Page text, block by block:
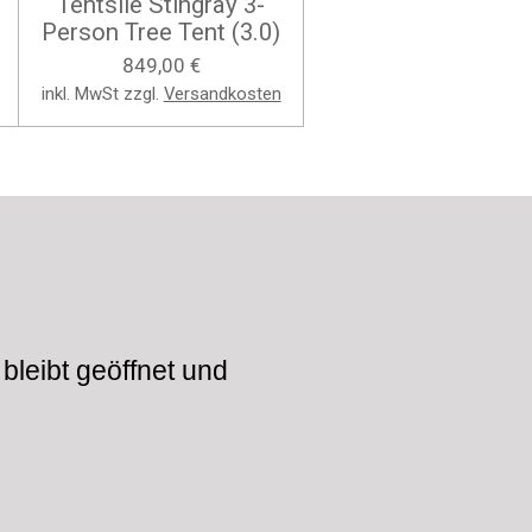
Person Tree Tent (3.0)
849,00 €
inkl. MwSt zzgl. Versandkosten
geöffnet und